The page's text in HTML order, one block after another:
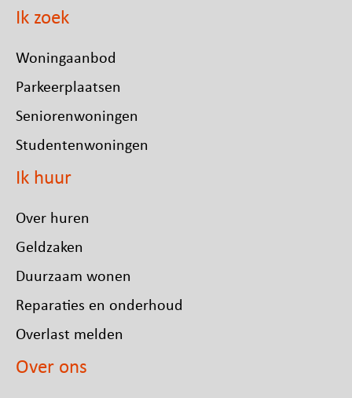
Ik zoek
Woningaanbod
Parkeerplaatsen
Seniorenwoningen
Studentenwoningen
Ik huur
Over huren
Geldzaken
Duurzaam wonen
Reparaties en onderhoud
Overlast melden
Over ons